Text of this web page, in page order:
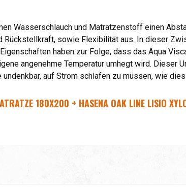
Wasserschlauch und Matratzenstoff einen
sowie Flexibilität aus. In dieser
haben zur Folge, dass das Aqua
angenehme Temperatur umhegt wird.
auf Strom schlafen zu müssen, wie
180X200 + HASENA OAK LINE LISIO